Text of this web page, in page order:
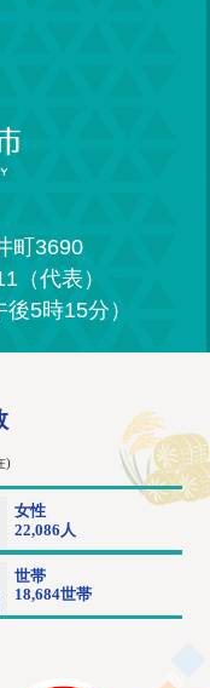
続予定者向け
」のご案内
制度］
リス」の登録
町3690
（代表）
5時15分）